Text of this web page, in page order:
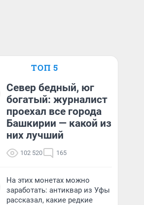
ТОП 5
Север бедный, юг
богатый: журналист
проехал все города
Башкирии — какой из
них лучший
102 520 165
На этих монетах можно
заработать: антиквар из Уфы
рассказал, какие редкие